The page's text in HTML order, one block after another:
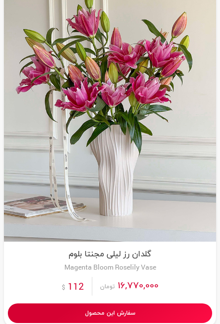
گلدان رز لیلی مجنتا بلوم
Magenta Bloom Roselily Vase
16,770,000 تومان 112
$
سفارش این محصول